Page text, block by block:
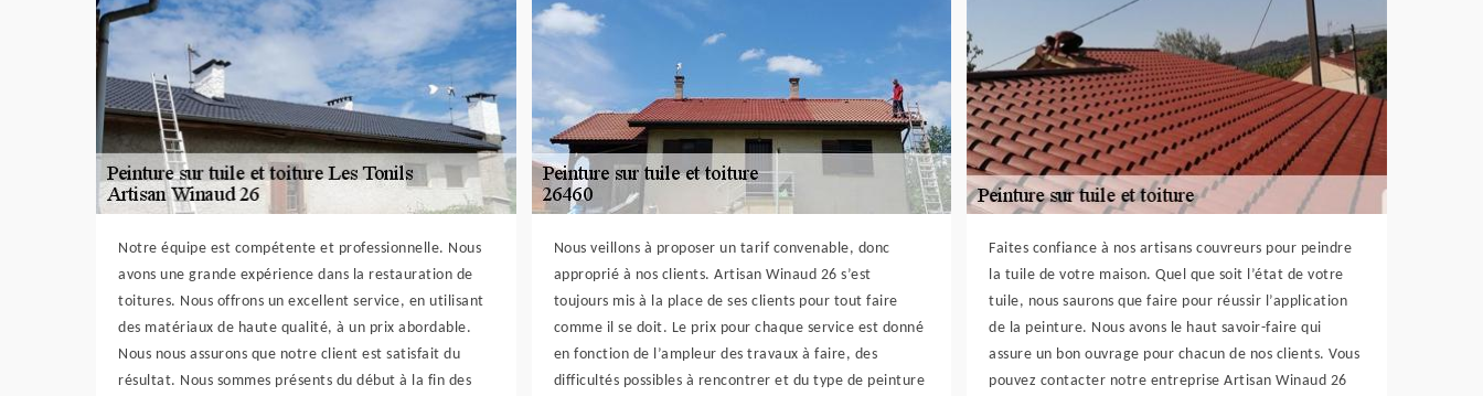
Notre équipe est compétente et professionnelle. Nous
avons une grande expérience dans la restauration de
toitures. Nous offrons un excellent service, en utilisant
des matériaux de haute qualité, à un prix abordable.
Nous nous assurons que notre client est satisfait du
résultat. Nous sommes présents du début à la fin des
Nous veillons à proposer un tarif convenable, donc
approprié à nos clients. Artisan Winaud 26 s’est
toujours mis à la place de ses clients pour tout faire
comme il se doit. Le prix pour chaque service est donné
en fonction de l’ampleur des travaux à faire, des
difficultés possibles à rencontrer et du type de peinture
Faites confiance à nos artisans couvreurs pour peindre
la tuile de votre maison. Quel que soit l’état de votre
tuile, nous saurons que faire pour réussir l’application
de la peinture. Nous avons le haut savoir-faire qui
assure un bon ouvrage pour chacun de nos clients. Vous
pouvez contacter notre entreprise Artisan Winaud 26